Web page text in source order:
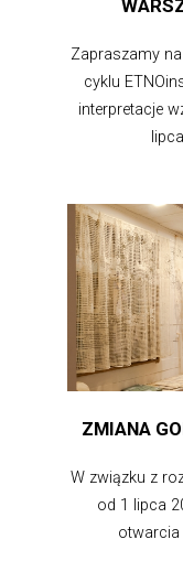
Zapraszamy
cyklu
interpretacje
ZMIANA
W związku z
od 1 lipca
otwarcia